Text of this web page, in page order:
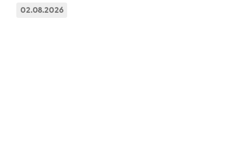
02.08.2026